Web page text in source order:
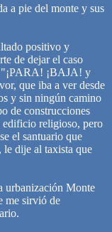
a pie del monte y sus
positivo y
de dejar el caso
"¡PARA! ¡BAJA! y
que iba a ver desde
y sin ningún camino
de construcciones
edificio religioso, pero
el santuario que
le dije al taxista que
urbanización Monte
me sirvió de